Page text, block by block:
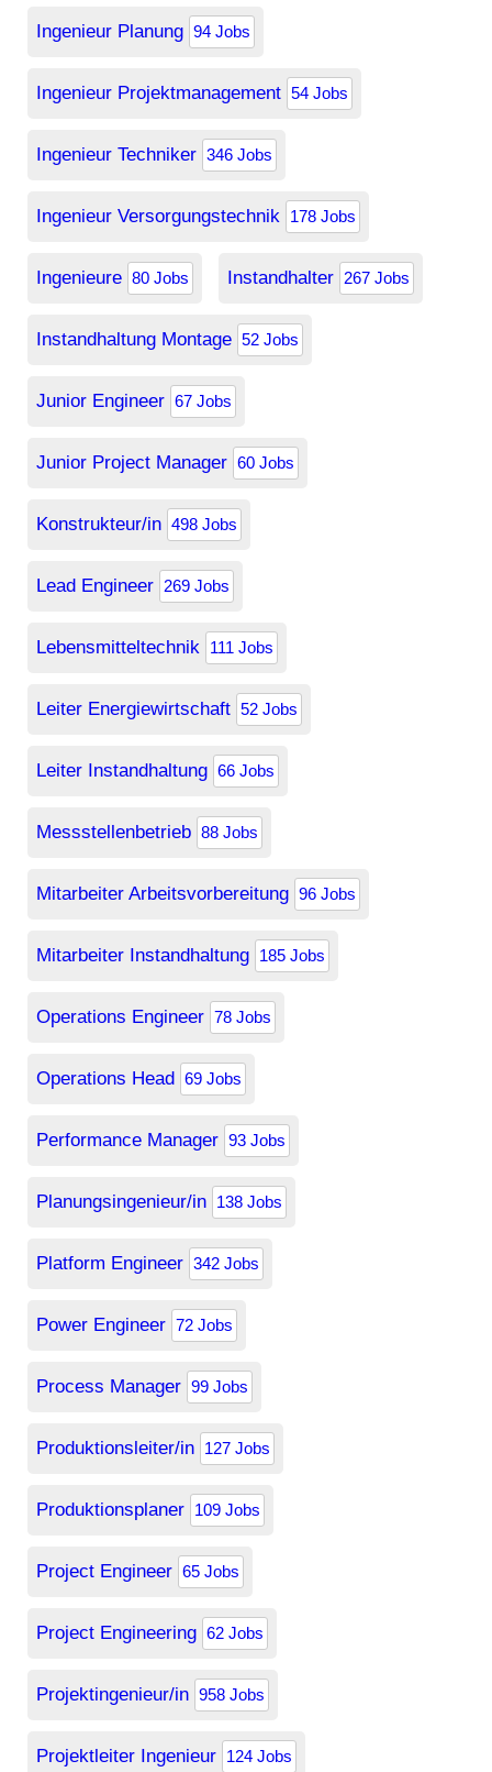
Ingenieur Planung 94 Jobs
Ingenieur Projektmanagement 54 Jobs
Ingenieur Techniker 346 Jobs
Ingenieur Versorgungstechnik 178 Jobs
Ingenieure 80 Jobs Instandhalter 267 Jobs
Instandhaltung Montage 52 Jobs
Junior Engineer 67 Jobs
Junior Project Manager 60 Jobs
Konstrukteur/in 498 Jobs
Lead Engineer 269 Jobs
Lebensmitteltechnik 111 Jobs
Leiter Energiewirtschaft 52 Jobs
Leiter Instandhaltung 66 Jobs
Messstellenbetrieb 88 Jobs
Mitarbeiter Arbeitsvorbereitung 96 Jobs
Mitarbeiter Instandhaltung 185 Jobs
Operations Engineer 78 Jobs
Operations Head 69 Jobs
Performance Manager 93 Jobs
Planungsingenieur/in 138 Jobs
Platform Engineer 342 Jobs
Power Engineer 72 Jobs
Process Manager 99 Jobs
Produktionsleiter/in 127 Jobs
Produktionsplaner 109 Jobs
Project Engineer 65 Jobs
Project Engineering 62 Jobs
Projektingenieur/in 958 Jobs
Projektleiter Ingenieur 124 Jobs